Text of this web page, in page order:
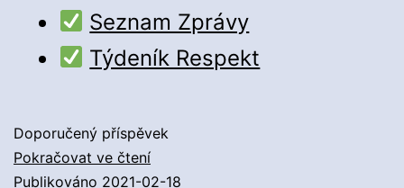
Seznam Zprávy
Týdeník Respekt
Doporučený příspěvek
Pokračovat ve čteníSeznam
užitečných
Publikováno 2021-02-18